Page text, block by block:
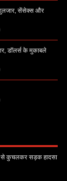
सेंसेक्स और
डॉलर्स के मुकाबले
से कुचलकर सड़क हादसा